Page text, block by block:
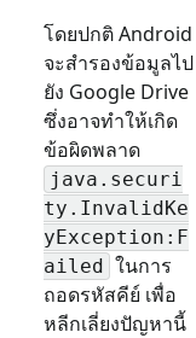
โดยปกติ Android
จะสำรองข้อมูลไป
ยัง Google Drive
ซึ่งอาจทำให้เกิด
ข้อผิดพลาด
java.securi
ty.InvalidKe
yException:F
ailed
ในการ
ถอดรหัสคีย์ เพื่อ
หลีกเลี่ยงปัญหานี้